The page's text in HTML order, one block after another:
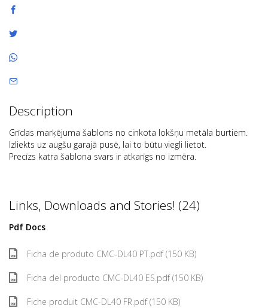
Description
Grīdas marķējuma šablons no cinkota lokšņu metāla burtiem.
Izliekts uz augšu garajā pusē, lai to būtu viegli lietot.
Precīzs katra šablona svars ir atkarīgs no izmēra.
Links, Downloads and Stories! (24)
Pdf Docs
Ficha de produto CMC-DL40 PT.pdf (150 KB)
Ficha del producto CMC-DL40 ES.pdf (150 KB)
Fiche produit CMC-DL40 FR.pdf (150 KB)